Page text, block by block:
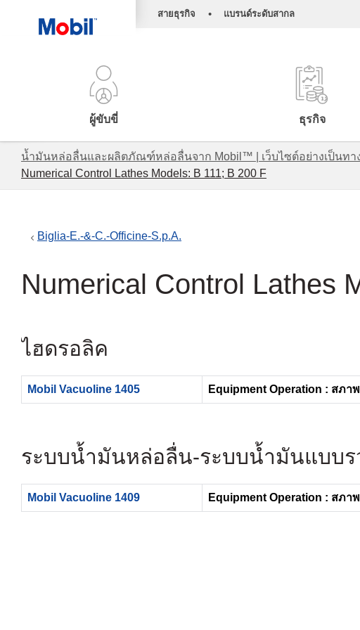
สายธุรกิจ • แบรนด์ระดับสากล
ผู้ขับขี่ ธุรกิจ
น้ำมันหล่อลื่นและผลิตภัณฑ์หล่อลื่นจาก Mobil™ | เว็บไซต์อย่างเป็นทา
Numerical Control Lathes Models: B 111; B 200 F
Biglia-E.-&-C.-Officine-S.p.A.
Numerical Control Lathes
ไฮดรอลิค
Mobil Vacuoline 1405 Equipment Operation : สภา
ระบบน้ำมันหล่อลื่น- ระบบน้ำมันแบบ
Mobil Vacuoline 1409 Equipment Operation : สภา